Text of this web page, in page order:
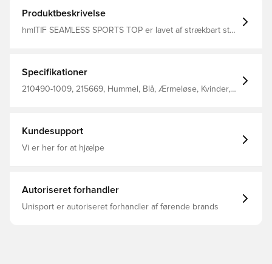
Produktbeskrivelse
hmlTIF SEAMLESS SPORTS TOP er lavet af strækbart stof
fleksibilitet i alle retninger.
Specifikationer
210490-1009, 215669, Hummel, Blå, Ærmeløse, Kvinder,
Kundesupport
Vi er her for at hjælpe
Autoriseret forhandler
Unisport er autoriseret forhandler af førende brands